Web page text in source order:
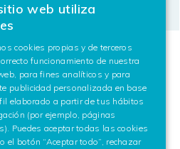
ENGLISH
web utiliza
cookies propias y de terceros
funcionamiento de nuestra
para fines analíticos y para
publicidad personalizada en base
elaborado a partir de tus hábitos
(por ejemplo, páginas
Puedes aceptar todas las cookies
el botón “Aceptar todo”, rechazar